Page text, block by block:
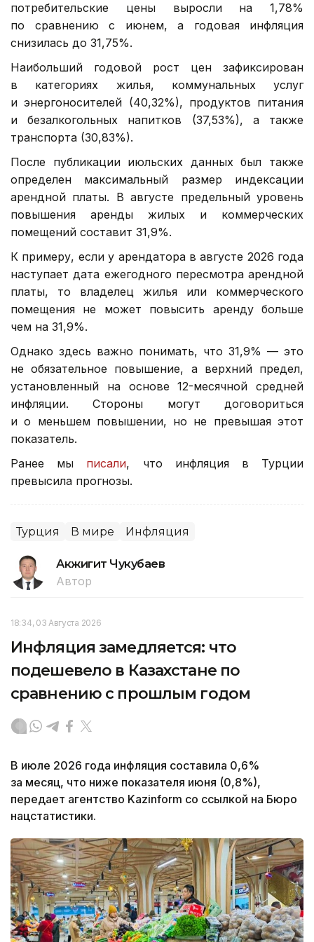
потребительские цены выросли на 1,78%
по сравнению с июнем, а годовая инфляция
снизилась до 31,75%.
Наибольший годовой рост цен зафиксирован
в категориях жилья, коммунальных услуг
и энергоносителей (40,32%), продуктов питания
и безалкогольных напитков (37,53%), а также
транспорта (30,83%).
После публикации июльских данных был также
определен максимальный размер индексации
арендной платы. В августе предельный уровень
повышения аренды жилых и коммерческих
помещений составит 31,9%.
К примеру, если у арендатора в августе 2026 года
наступает дата ежегодного пересмотра арендной
платы, то владелец жилья или коммерческого
помещения не может повысить аренду больше
чем на 31,9%.
Однако здесь важно понимать, что 31,9% — это
не обязательное повышение, а верхний предел,
установленный на основе 12-месячной средней
инфляции. Стороны могут договориться
и о меньшем повышении, но не превышая этот
показатель.
Ранее мы писали, что инфляция в Турции
превысила прогнозы.
Турция В мире Инфляция
Акжигит Чукубаев
Автор
18:34, 03 Августа 2026
Инфляция замедляется: что
подешевело в Казахстане по
сравнению с прошлым годом
В июле 2026 года инфляция составила 0,6%
за месяц, что ниже показателя июня (0,8%),
передает агентство Kazinform со ссылкой на Бюро
нацстатистики.